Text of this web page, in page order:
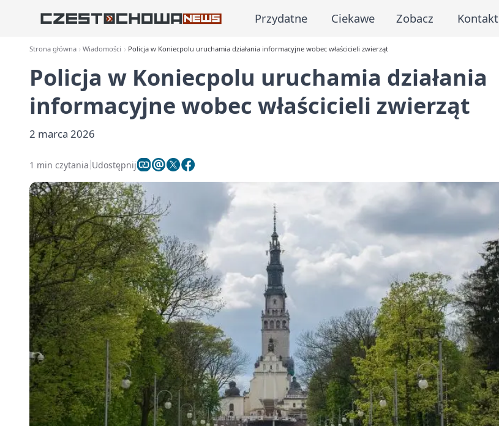
Przydatne Ciekawe Zobacz Kontakt
Strona główna Wiadomości Policja w Koniecpolu uruchamia działania informacyjne wobec właścicieli zwierząt
Policja w Koniecpolu uruchamia działania
informacyjne wobec właścicieli zwierząt
2 marca 2026
1 min czytania Udostępnij